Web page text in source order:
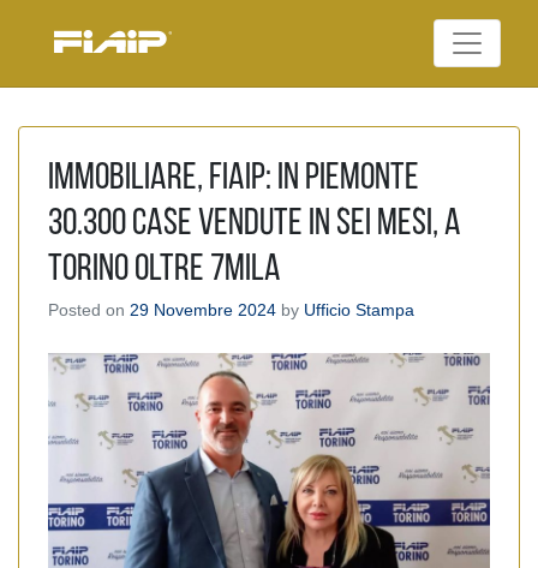
Federazione Italiana
Immobiliare, Fiaip: in Piemonte
30.300 case vendute in sei mesi, a
Torino oltre 7mila
Posted on 29 Novembre 2024 by Ufficio Stampa